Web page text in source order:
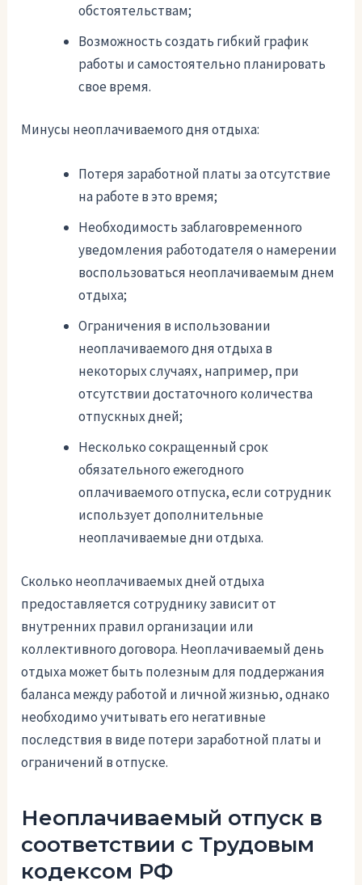
обстоятельствам;
Возможность создать гибкий график
работы и самостоятельно планировать
свое время.
Минусы неоплачиваемого дня отдыха:
Потеря заработной платы за отсутствие
на работе в это время;
Необходимость заблаговременного
уведомления работодателя о намерении
воспользоваться неоплачиваемым днем
отдыха;
Ограничения в использовании
неоплачиваемого дня отдыха в
некоторых случаях, например, при
отсутствии достаточного количества
отпускных дней;
Несколько сокращенный срок
обязательного ежегодного
оплачиваемого отпуска, если сотрудник
использует дополнительные
неоплачиваемые дни отдыха.
Сколько неоплачиваемых дней отдыха
предоставляется сотруднику зависит от
внутренних правил организации или
коллективного договора. Неоплачиваемый день
отдыха может быть полезным для поддержания
баланса между работой и личной жизнью, однако
необходимо учитывать его негативные
последствия в виде потери заработной платы и
ограничений в отпуске.
Неоплачиваемый отпуск в
соответствии с Трудовым
кодексом РФ